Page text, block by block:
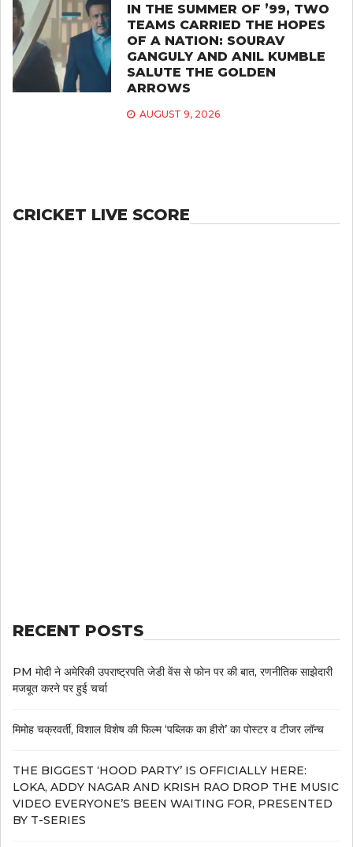
IN THE SUMMER OF ’99, TWO
TEAMS CARRIED THE HOPES
OF A NATION: SOURAV
GANGULY AND ANIL KUMBLE
SALUTE THE GOLDEN
ARROWS
AUGUST 9, 2026
CRICKET LIVE SCORE
RECENT POSTS
PM मोदी ने अमेरिकी उपराष्ट्रपति जेडी वेंस से फोन पर की बात, रणनीतिक साझेदारी
मजबूत करने पर हुई चर्चा
मिमोह चक्रवर्ती, विशाल विशेष की फिल्म ‘पब्लिक का हीरो’ का पोस्टर व टीजर लॉन्च
THE BIGGEST ‘HOOD PARTY’ IS OFFICIALLY HERE:
LOKA, ADDY NAGAR AND KRISH RAO DROP THE MUSIC
VIDEO EVERYONE’S BEEN WAITING FOR, PRESENTED
BY T-SERIES